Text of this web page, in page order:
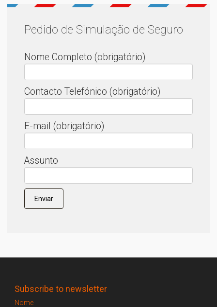
Pedido de Simulação de Seguro
Nome Completo (obrigatório)
Contacto Telefónico (obrigatório)
E-mail (obrigatório)
Assunto
Subscribe to newsletter
Nome